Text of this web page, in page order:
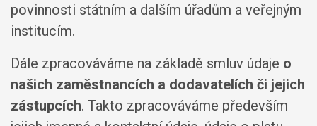
povinnosti státním a dalším úřadům a veřejným
institucím.
Dále zpracováváme na základě smluv údaje o
našich zaměstnancích a dodavatelích či jejich
zástupcích. Takto zpracováváme především